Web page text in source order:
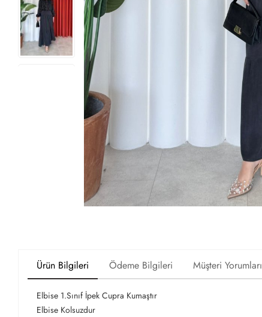
Ürün Bilgileri Ödeme Bilgileri Müşteri Yorumları
Elbise 1.Sınıf İpek Cupra Kumaştır
Elbise Kolsuzdur